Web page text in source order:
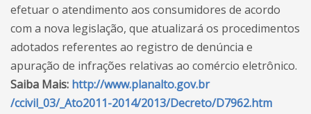
efetuar o atendimento aos consumidores de acordo
com a nova legislação, que atualizará os procedimentos
adotados referentes ao registro de denúncia e
apuração de infrações relativas ao comércio eletrônico.
Saiba Mais: http://www.planalto.gov.br
/ccivil_03/_Ato2011-2014/2013/Decreto/D7962.htm